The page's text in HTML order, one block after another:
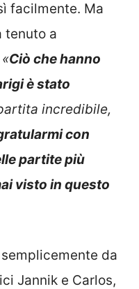
facilmente. Ma
tenuto a
«Ciò che hanno
è stato
incredibile,
con
partite più
visto in questo
da
Jannik e Carlos,